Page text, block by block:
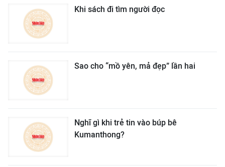
Khi sách đi tìm người đọc
Sao cho “mồ yên, mả đẹp” lần hai
Nghĩ gì khi trẻ tin vào búp bê
Kumanthong?